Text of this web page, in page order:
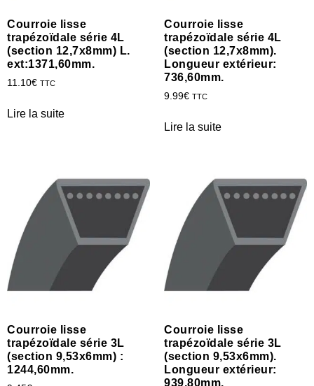
Courroie lisse
trapézoïdale série 4L
(section 12,7x8mm) L.
ext:1371,60mm.
11.10€ TTC
Lire la suite
Courroie lisse
trapézoïdale série 4L
(section 12,7x8mm).
Longueur extérieur:
736,60mm.
9.99€ TTC
Lire la suite
Courroie lisse
trapézoïdale série 3L
(section 9,53x6mm) :
1244,60mm.
Courroie lisse
trapézoïdale série 3L
(section 9,53x6mm).
Longueur extérieur:
939,80mm.